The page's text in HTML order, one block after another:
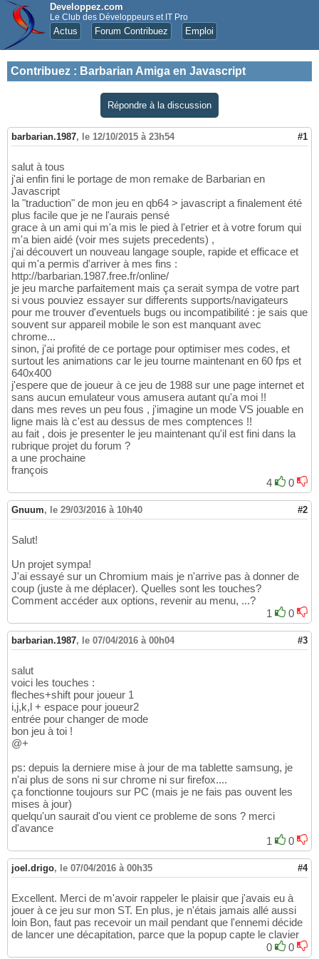
Developpez.com
Le Club des Développeurs et IT Pro
Actus Forum Contribuez Emploi
Contribuez : Barbarian Amiga en Javascript
Répondre à la discussion
barbarian.1987, le 12/10/2015 à 23h54 #1
salut à tous
j'ai enfin fini le portage de mon remake de Barbarian en
Javascript
la "traduction" de mon jeu en qb64 > javascript a finalement été
plus facile que je ne l'aurais pensé
grace à un ami qui m'a mis le pied à l'etrier et à votre forum qui
m'a bien aidé (voir mes sujets precedents) ,
j'ai découvert un nouveau langage souple, rapide et efficace et
qui m'a permis d'arriver à mes fins :
http://barbarian.1987.free.fr/online/
je jeu marche parfaitement mais ça serait sympa de votre part
si vous pouviez essayer sur differents supports/navigateurs
pour me trouver d'eventuels bugs ou incompatibilité : je sais que
souvent sur appareil mobile le son est manquant avec
chrome...
sinon, j'ai profité de ce portage pour optimiser mes codes, et
surtout les animations car le jeu tourne maintenant en 60 fps et
640x400
j'espere que de joueur à ce jeu de 1988 sur une page internet et
sans aucun emulateur vous amusera autant qu'a moi !!
dans mes reves un peu fous , j'imagine un mode VS jouable en
ligne mais là c'est au dessus de mes comptences !!
au fait , dois je presenter le jeu maintenant qu'il est fini dans la
rubrique projet du forum ?
a une prochaine
françois
4
0
Gnuum, le 29/03/2016 à 10h40 #2
Salut!
Un projet sympa!
J'ai essayé sur un Chromium mais je n'arrive pas à donner de
coup (juste à me déplacer). Quelles sont les touches?
Comment accéder aux options, revenir au menu, ...?
1
0
barbarian.1987, le 07/04/2016 à 00h04 #3
salut
voici les touches :
fleches+shift pour joueur 1
i,j,k,l + espace pour joueur2
entrée pour changer de mode
bon jeu à toi !
@+
ps: depuis la derniere mise à jour de ma tablette samsung, je
n'ai plus de sons ni sur chrome ni sur firefox....
ça fonctionne toujours sur PC (mais je ne fais pas ouvent les
mises à jour)
quelqu'un saurait d'ou vient ce probleme de sons ? merci
d'avance
1
0
joel.drigo, le 07/04/2016 à 00h35 #4
Excellent. Merci de m'avoir rappeler le plaisir que j'avais eu à
jouer à ce jeu sur mon ST. En plus, je n'étais jamais allé aussi
loin Bon, faut pas recevoir un mail pendant que l'ennemi décide
de lancer une décapitation, parce que la popup capte le clavier
0
0